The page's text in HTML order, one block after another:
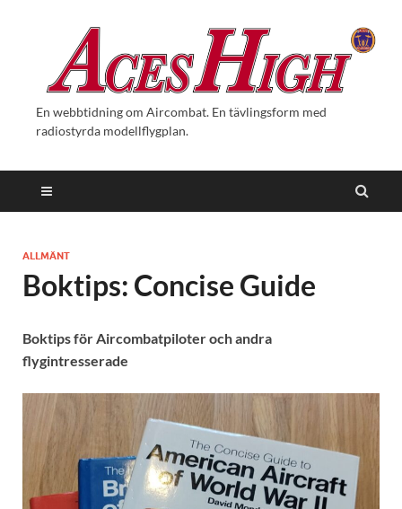
En webbtidning om Aircombat. En tävlingsform med
radiostyrda modellflygplan.
ALLMÄNT
Boktips: Concise Guide
Boktips för Aircombatpiloter och andra
flygintresserade